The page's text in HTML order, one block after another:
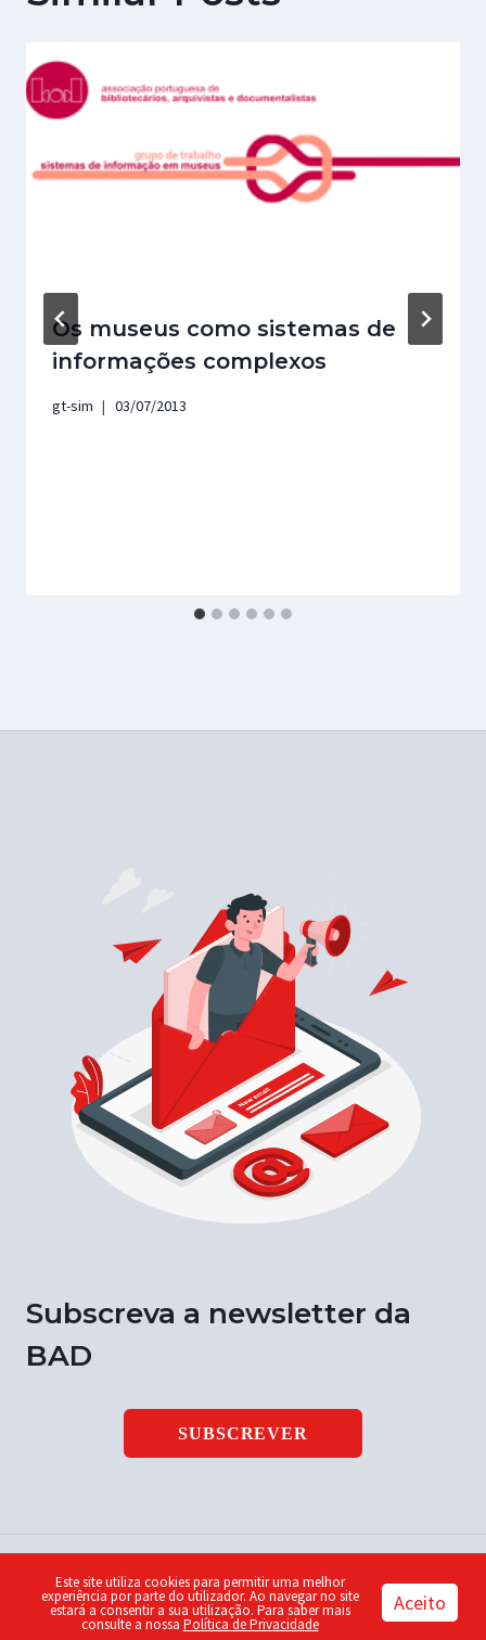
Os museus como sistemas de
informações complexos
gt-sim 03/07/2013
Subscreva a newsletter da
BAD
SUBSCREVER
© 2026 Notícia BAD | ISSN 1646-9003 | Design by Piu
Este site utiliza cookies para permitir uma melhor
experiência por parte do utilizador. Ao navegar no site
estará a consentir a sua utilização. Para saber mais
consulte a nossa Política de Privacidade
Aceito